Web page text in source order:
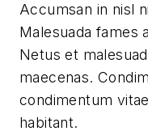
Accumsan in nisl
Malesuada fames
Netus et
maecenas.
condimentum
habitant.